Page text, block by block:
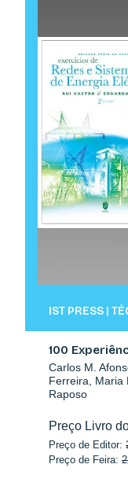
IST PRESS |
100
Carlos M.
Ferreira, Maria
Raposo
Preço Livro
Preço de Editor:
Preço de Feira: